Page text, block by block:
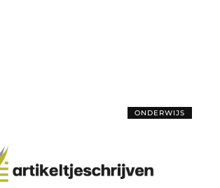
ONDERWIJS